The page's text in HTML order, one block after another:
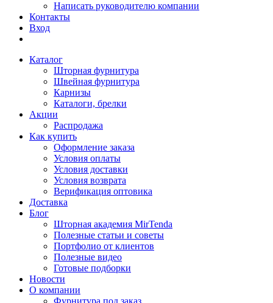
Написать руководителю компании
Контакты
Вход
Каталог
Шторная фурнитура
Швейная фурнитура
Карнизы
Каталоги, брелки
Акции
Распродажа
Как купить
Оформление заказа
Условия оплаты
Условия доставки
Условия возврата
Верификация оптовика
Доставка
Блог
Шторная академия MirTenda
Полезные статьи и советы
Портфолио от клиентов
Полезные видео
Готовые подборки
Новости
О компании
Фурнитура под заказ